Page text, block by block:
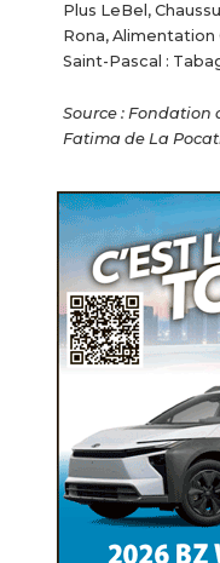
Plus LeBel,
Rona, Alimentation
Saint-Pascal :
Source : Fondation
Fatima de La